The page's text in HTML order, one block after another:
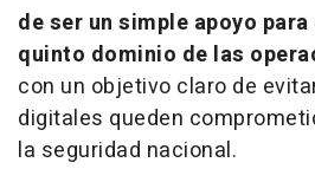
de ser un simple apoyo
quinto dominio de las
con un objetivo claro de
digitales queden
la seguridad nacional.